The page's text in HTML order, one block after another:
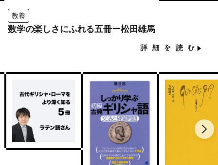
教養
数学の楽しさにふれる五冊ー松田雄馬